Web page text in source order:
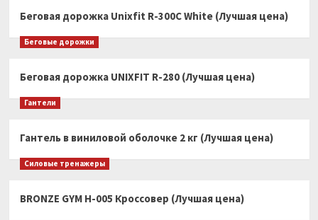
Беговая дорожка Unixfit R-300C White (Лучшая цена)
Беговые дорожки
Беговая дорожка UNIXFIT R-280 (Лучшая цена)
Гантели
Гантель в виниловой оболочке 2 кг (Лучшая цена)
Силовые тренажеры
BRONZE GYM H-005 Кроссовер (Лучшая цена)